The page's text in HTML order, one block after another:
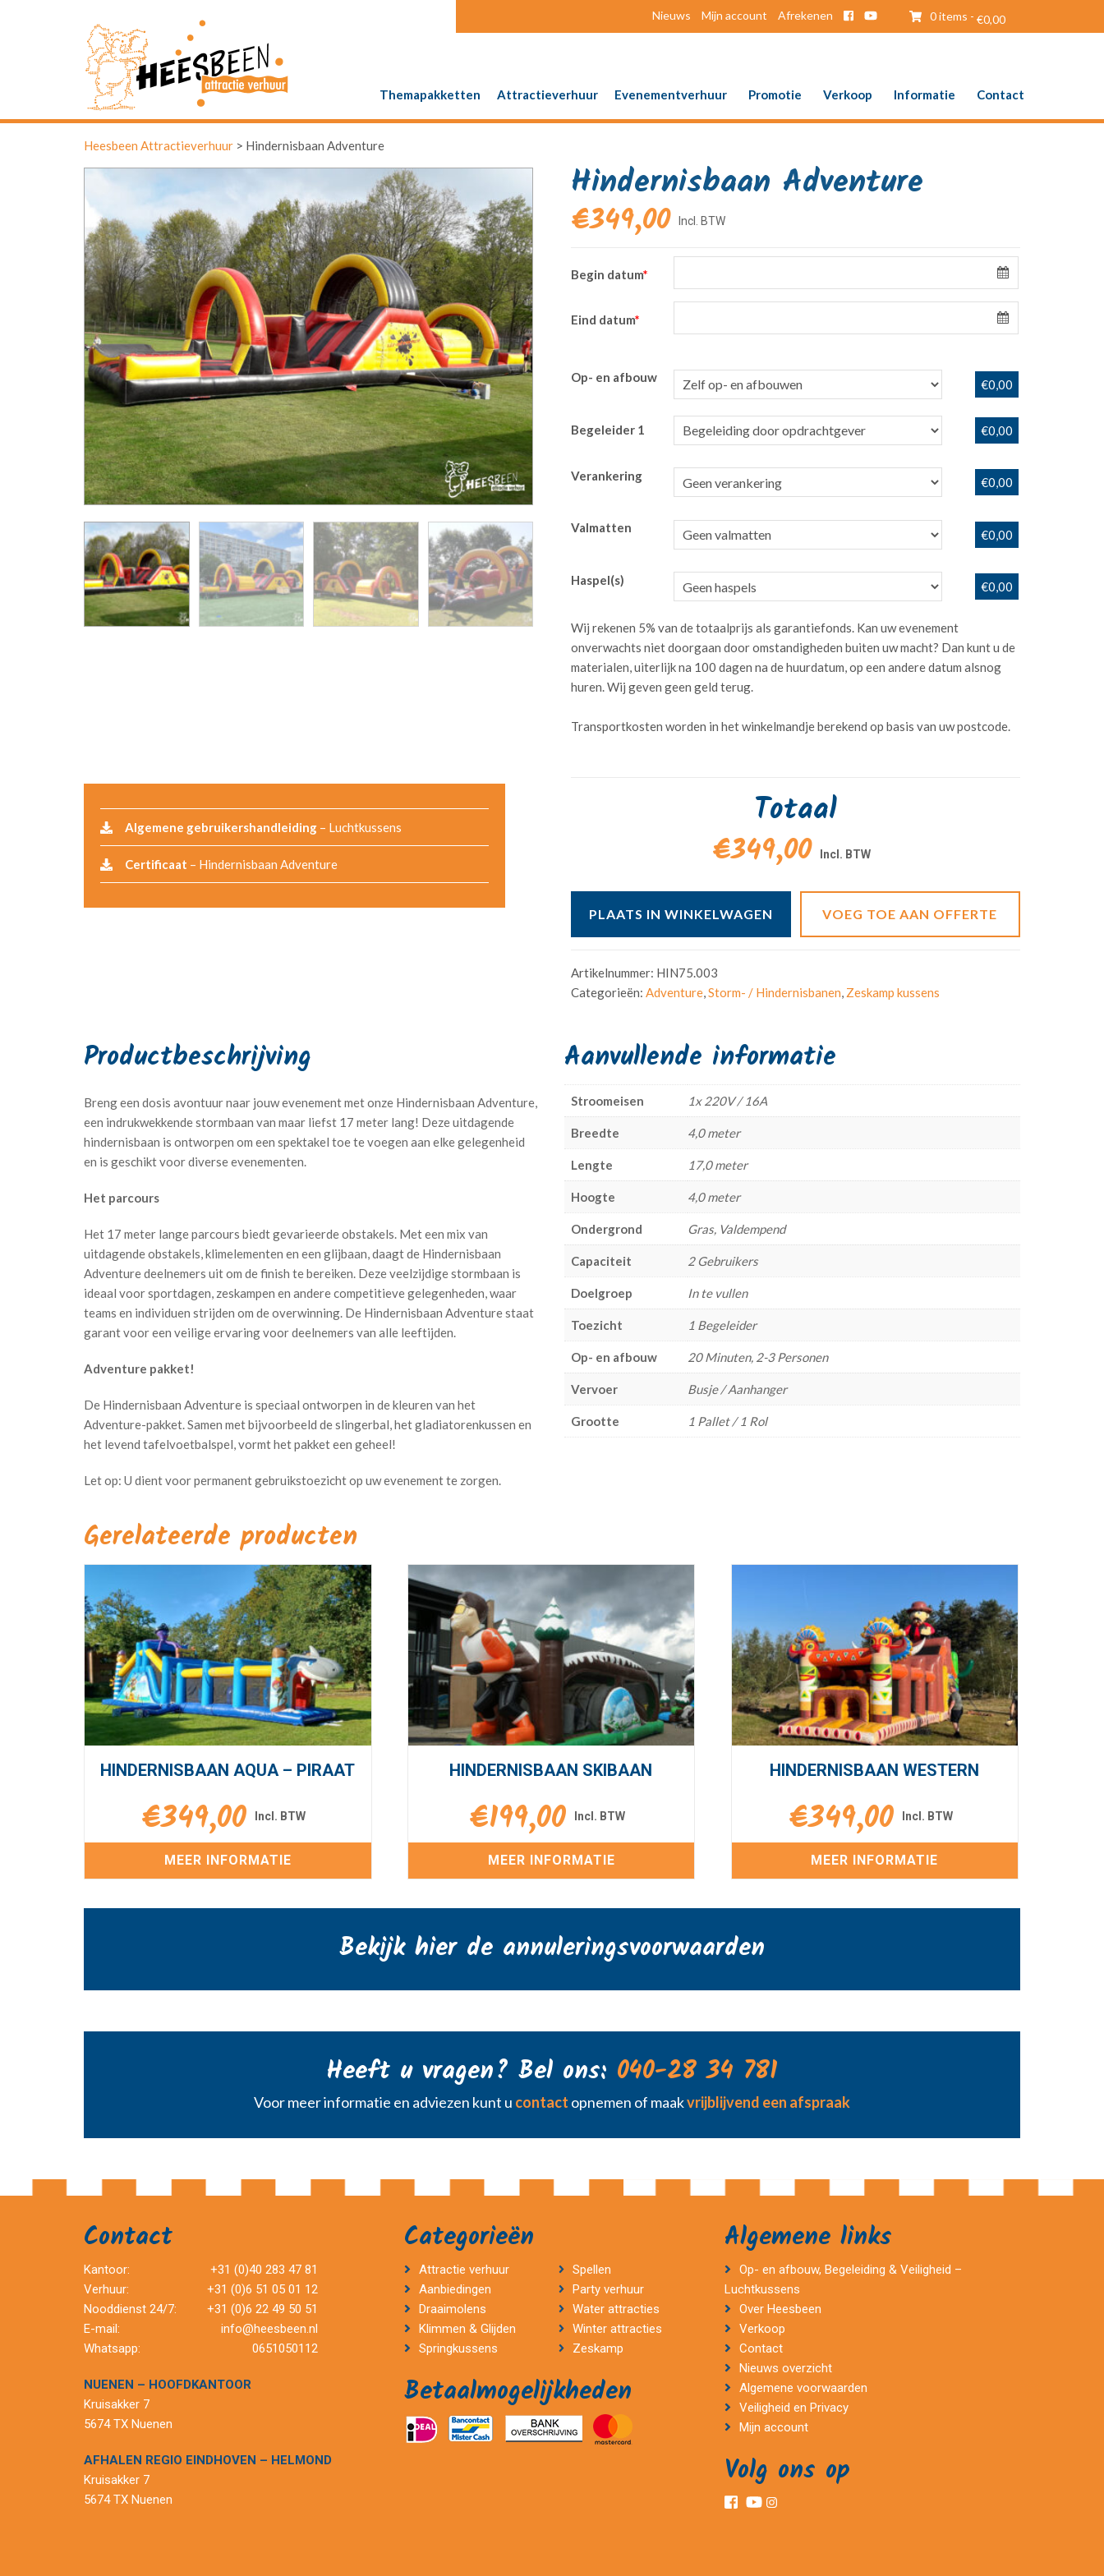
0 items - €0,00
Nieuws Mijn account Afrekenen
Themapakketten Attractieverhuur Evenementverhuur Promotie Verkoop Informatie Contact
Heesbeen Attractieverhuur > Hindernisbaan Adventure
Hindernisbaan Adventure
€349,00
Begin datum*
Eind datum*
Op- en afbouw €0,00
Begeleider 1 €0,00
Verankering €0,00
Valmatten €0,00
Haspel(s) €0,00
Wij rekenen 5% van de totaalprijs als garantiefonds. Kan uw evenement
onverwachts niet doorgaan door omstandigheden buiten uw macht? Dan kunt u de
materialen, uiterlijk na 100 dagen na de huurdatum, op een andere datum alsnog
huren. Wij geven geen geld terug.
Transportkosten worden in het winkelmandje berekend op basis van uw postcode.
Totaal
€349,00
PLAATS IN WINKELWAGEN VOEG TOE AAN OFFERTE
Artikelnummer: HIN75.003
Categorieën: Adventure,Storm- / Hindernisbanen, Zeskamp kussens
Algemene gebruikershandleiding – Luchtkussens
Certificaat – Hindernisbaan Adventure
Breng een dosis avontuur naar jouw evenement met onze Hindernisbaan Adventure,
een indrukwekkende stormbaan van maar liefst 17 meter lang! Deze uitdagende
hindernisbaan is ontworpen om een spektakel toe te voegen aan elke gelegenheid
en is geschikt voor diverse evenementen.
Het parcours
Het 17 meter lange parcours biedt gevarieerde obstakels. Met een mix van
uitdagende obstakels, klimelementen en een glijbaan, daagt de Hindernisbaan
Adventure deelnemers uit om de finish te bereiken. Deze veelzijdige stormbaan is
ideaal voor sportdagen, zeskampen en andere competitieve gelegenheden, waar
teams en individuen strijden om de overwinning. De Hindernisbaan Adventure staat
garant voor een veilige ervaring voor deelnemers van alle leeftijden.
Adventure pakket!
De Hindernisbaan Adventure is speciaal ontworpen in de kleuren van het
Adventure-pakket. Samen met bijvoorbeeld de slingerbal, het gladiatorenkussen en
het levend tafelvoetbalspel, vormt het pakket een geheel!
Aanvullende informatie
Stroomeisen 1x 220V / 16A
Breedte 4,0 meter
Lengte 17,0 meter
Hoogte 4,0 meter
Ondergrond Gras, Valdempend
Capaciteit 2 Gebruikers
Doelgroep In te vullen
Toezicht 1 Begeleider
Op- en afbouw 20 Minuten, 2-3 Personen
Vervoer Busje / Aanhanger
Grootte 1 Pallet / 1 Rol
Gerelateerde producten
HINDERNISBAAN AQUA – PIRAAT
€349,00
MEER INFORMATIE
HINDERNISBAAN SKIBAAN
€199,00
MEER INFORMATIE
HINDERNISBAAN WESTERN
€349,00
MEER INFORMATIE
Bekijk hier de annuleringsvoorwaarden
Heeft u vragen? Bel ons: 040-28 34 781
Voor meer informatie en adviezen kunt u contact opnemen of maakvrijblijvend een afspraak
Contact
Kantoor:
+31 (0)40 283 47 81
Verhuur:
+31 (0)6 51 05 01 12
Nooddienst 24/7:
+31 (0)6 22 49 50 51
E-mail:
info@heesbeen.nl
Whatsapp:
0651050112
NUENEN – HOOFDKANTOOR
Kruisakker 7
5674 TX Nuenen
AFHALEN REGIO EINDHOVEN – HELMOND
Kruisakker 7
5674 TX Nuenen
Categorieën
Attractie verhuur
Aanbiedingen
Draaimolens
Klimmen & Glijden
Springkussens
Spellen
Party verhuur
Water attracties
Winter attracties
Zeskamp
Betaalmogelijkheden
Algemene links
Op- en afbouw, Begeleiding & Veiligheid –
Luchtkussens
Over Heesbeen
Verkoop
Contact
Nieuws overzicht
Algemene voorwaarden
Veiligheid en Privacy
Mijn account
Volg ons op